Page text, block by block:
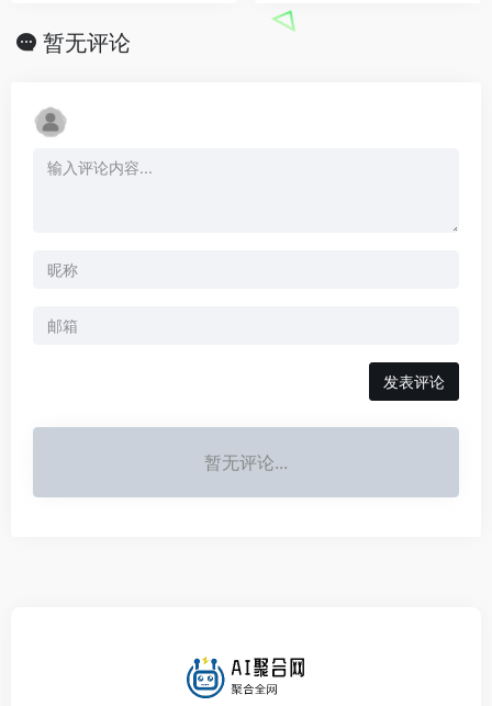
暂无评论
发表评论
暂无评论...